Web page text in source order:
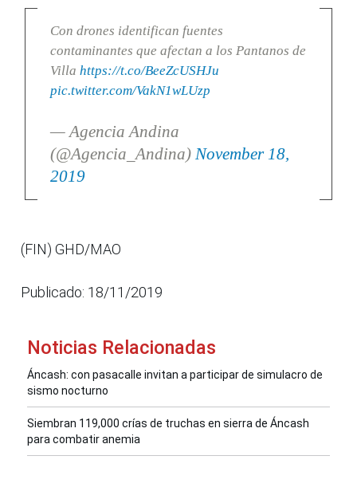
Con drones identifican fuentes
contaminantes que afectan a los Pantanos de
Villa https://t.co/BeeZcUSHJu
pic.twitter.com/VakN1wLUzp
— Agencia Andina
(@Agencia_Andina) November 18,
2019
(FIN) GHD/MAO
Publicado: 18/11/2019
Noticias Relacionadas
Áncash: con pasacalle invitan a participar de simulacro de
sismo nocturno
Siembran 119,000 crías de truchas en sierra de Áncash
para combatir anemia